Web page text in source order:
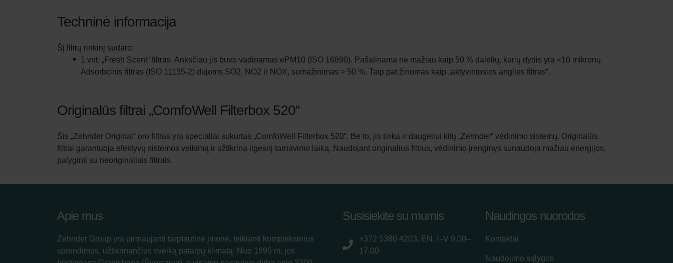
Techninė informacija
Šį filtrų rinkinį sudaro:
1 vnt. „Fresh Scent“ filtras. Anksčiau jis buvo vadinamas ePM10 (ISO 16890). Pašalinama ne mažiau kaip 50 % dalelių, kurių dydis yra <10 mikronų.
Adsorbcinis filtras (ISO 11155-2) dujoms SO2, NO2 ir NOX, sumažinimas > 50 %. Taip pat žinomas kaip „aktyvintosios anglies filtras“.
Originalūs filtrai „ComfoWell Filterbox 520“
Šis „Zehnder Original“ oro filtras yra specialiai sukurtas „ComfoWell Filterbox 520“. Be to, jis tinka ir daugeliui kitų „Zehnder“ vėdinimo sistemų. Originalūs
filtrai garantuoja efektyvų sistemos veikimą ir užtikrina ilgesnį tarnavimo laiką. Naudojant originalius filtrus, vėdinimo įrenginys sunaudoja mažiau energijos,
palyginti su neoriginaliais filtrais.
Apie mus
Zehnder Group yra pirmaujanti tarptautinė įmonė, teikianti kompleksinius
sprendimus, užtikrinančius sveiką patalpų klimatą. Nuo 1895 m. jos
Susisiekite su mumis
+372 5380 4203, EN, I–V 9.00–
17.00
Naudingos nuorodos
Kontaktai
Naudojimo sąlygos